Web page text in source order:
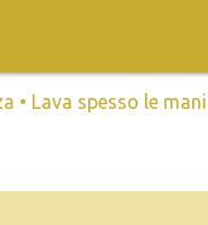
• Lava spesso le